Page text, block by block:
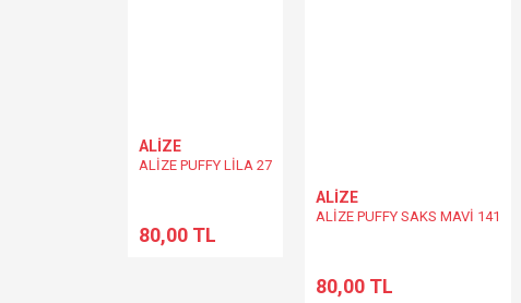
ALİZE
ALİZE PUFFY LİLA 27
80,00 TL
ALİZE
ALİZE PUFFY SAKS MAVİ 141
80,00 TL